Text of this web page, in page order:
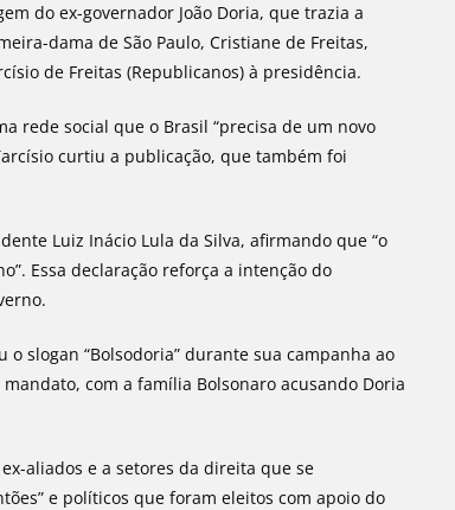
do ex-governador João Doria, que trazia a
dama de São Paulo, Cristiane de Freitas,
de Freitas (Republicanos) à presidência.
rede social que o Brasil “precisa de um novo
curtiu a publicação, que também foi
Luiz Inácio Lula da Silva, afirmando que “o
Essa declaração reforça a intenção do
o slogan “Bolsodoria” durante sua campanha ao
com a família Bolsonaro acusando Doria
aliados e a setores da direita que se
e políticos que foram eleitos com apoio do